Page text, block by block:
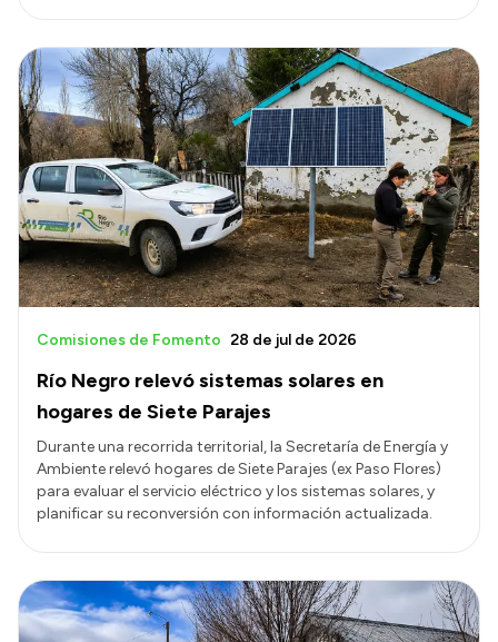
Río Negro relevó sistemas solares en
hogares de Siete Parajes
Comisiones de Fomento 28 de jul de 2026
Durante una recorrida territorial, la Secretaría de Energía y
Ambiente relevó hogares de Siete Parajes (ex Paso Flores)
para evaluar el servicio eléctrico y los sistemas solares, y
planificar su reconversión con información actualizada.